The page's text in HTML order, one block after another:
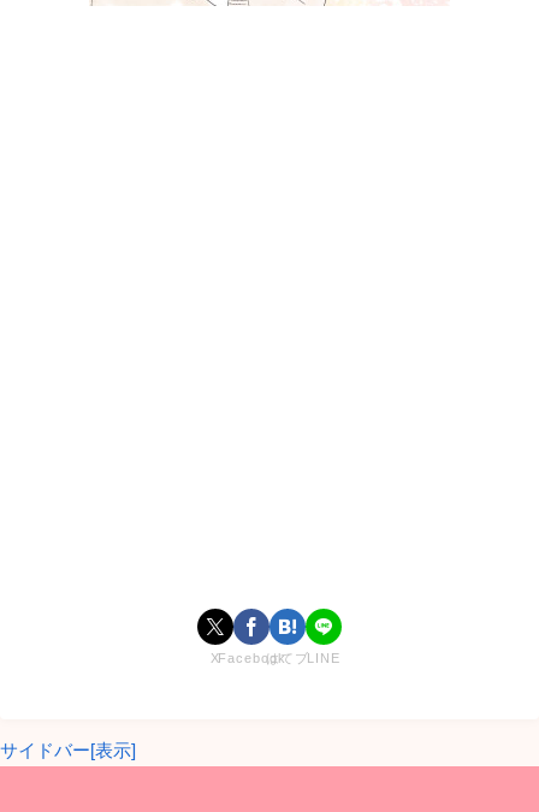
XFacebookはてブLINE
サイドバー[表示]